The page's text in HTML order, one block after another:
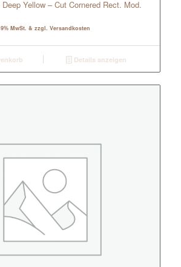
Yellow – Cut Cornered Rect. Mod.
MwSt. & zzgl. Versandkosten
Details anzeigen